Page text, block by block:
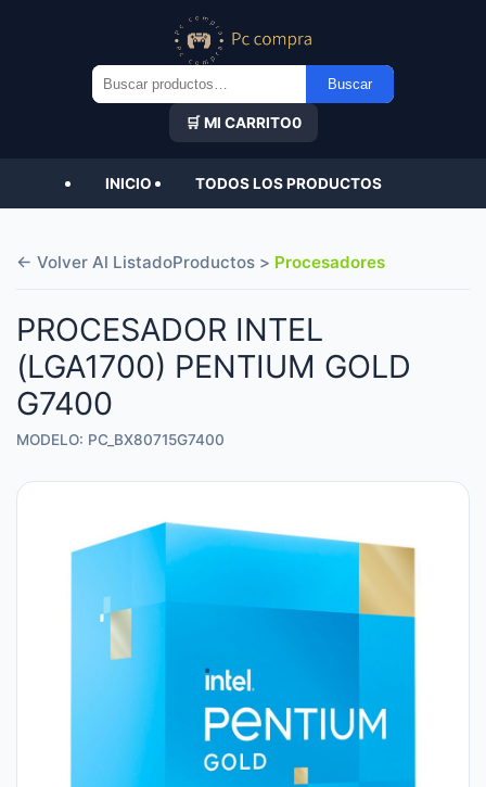
Buscar
por:
Buscar
🛒 MI CARRITO0
INICIO TODOS LOS PRODUCTOS
← Volver Al ListadoProductos > Procesadores
PROCESADOR INTEL
(LGA1700) PENTIUM GOLD
G7400
MODELO: PC_BX80715G7400